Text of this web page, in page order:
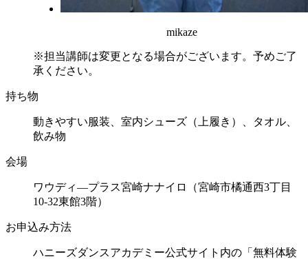
mikaze
※担当講師は変更となる場合がございます。予めご了
承ください。
持ち物
動きやすい服装、室内シューズ（上履き）、タオル、
飲み物
会場
ワウディ―プラス宮崎ナナイロ（宮崎市橘通西3丁目
10-32東館3階）
お申込み方法
ハニーズダンスアカデミー公式サイト内の「無料体験